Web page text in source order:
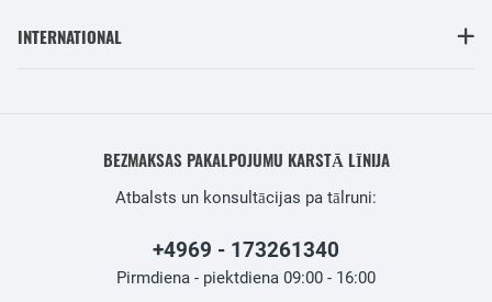
INTERNATIONAL
BEZMAKSAS PAKALPOJUMU KARSTĀ LĪNIJA
Atbalsts un konsultācijas pa tālruni:
+4969 - 173261340
Pirmdiena - piektdiena 09:00 - 16:00